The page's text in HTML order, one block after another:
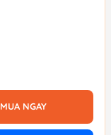
MUA NGAY